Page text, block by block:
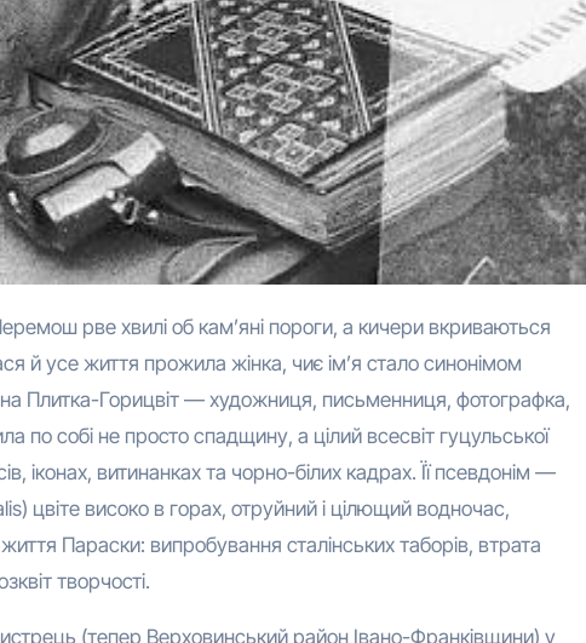
й усе життя прожила жінка, чиє ім’я стало синонімом
Плитка-Горицвіт — художниця, письменниця, фотографка,
собі не просто спадщину, а цілий всесвіт гуцульської
іконах, витинанках та чорно-білих кадрах. Її псевдонім —
цвіте високо в горах, отруйний і цілющий водночас,
Параски: випробування сталінських таборів, втрата
творчості.
(тепер Верховинський район Івано-Франківщини) у